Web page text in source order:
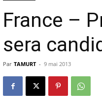
France –
sera
Par TAMURT - 9 mai 2013